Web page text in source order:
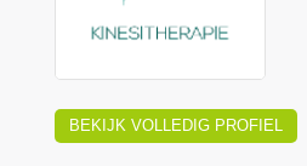
BEKIJK VOLLEDIG PROFIEL